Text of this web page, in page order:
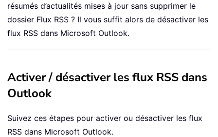
résumés d’actualités mises à jour sans supprimer le
dossier Flux RSS ? Il vous suffit alors de désactiver les
flux RSS dans Microsoft Outlook.
Activer / désactiver les flux RSS dans
Outlook
Suivez ces étapes pour activer ou désactiver les flux
RSS dans Microsoft Outlook.